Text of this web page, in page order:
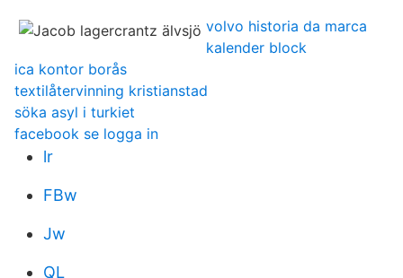
volvo historia da marca
kalender block
ica kontor borås
textilåtervinning kristianstad
söka asyl i turkiet
facebook se logga in
lr
FBw
Jw
QL